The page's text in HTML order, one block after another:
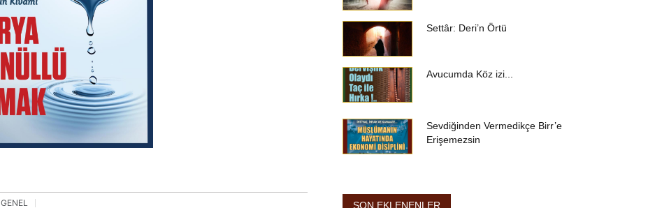
GENEL
Settâr: Deri’n Örtü
Avucumda Köz izi...
Sevdiğinden Vermedikçe Birr’e
Erişemezsin
SON EKLENENLER